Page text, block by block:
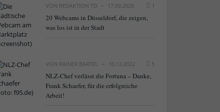
VON REDAKTION TD 17.09.2020 1
20 Webcams in Düsseldorf, die zeigen,
was los ist in der Stadt
VON RAINER BARTEL 10.12.2022 5
NLZ-Chef verlässt die Fortuna – Danke,
Frank Schaefer, für die erfolgreiche
Arbeit!